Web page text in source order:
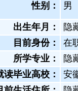
性别： 男
出生年月：
隐
目前身份： 在
所学专业：
隐
读毕业高校：
安